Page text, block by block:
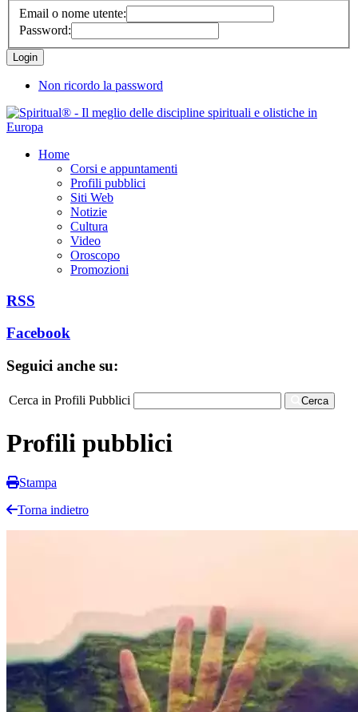
Email o nome utente:
Password:
Non ricordo la password
Home
Corsi e appuntamenti
Profili pubblici
Siti Web
Notizie
Cultura
Video
Oroscopo
Promozioni
RSS
Facebook
Seguici anche su:
Cerca in Profili Pubblici Cerca
Profili pubblici
Stampa
Torna indietro